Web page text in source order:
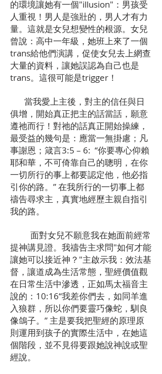
的環境讓她有一個"illusion"：男孩受
人重視！男人是強壯的，男人才有力
量。這就是女兒想變性的根源。女兒
曾說：高中一年級，她班上來了一個
trans給他們演講，促使女兒去上網查
大量的資料，讓她誤認為自己也是
trans。這很可能是trigger！
當我愛上主後，對主的信任與日
俱增，開始真正把主的話當話，願意
遵祂而行！對祂的話真正開始操練，
最受益的幾句是：應當一無掛慮；凡
事謝恩；箴言3:5 – 6: “你要專心仰賴
耶和華，不可倚靠自己的聰明，在你
一切所行的事上都要認定他，他必指
引你的路。” 在我所行的一切事上都
禱告尋求主，真實地經歷主親自指引
我的路。
面對女兒不願意我在她面前經常
提神講見證。我禱告主求問"如何才能
讓她可以接近神？"主啟示我：效法基
督，讓道成為生活常態，聖經價值觀
在日常生活中滲透，正如馬太福音主
說的：10:16“我差你們去，如同羊進
入狼群，所以你們要靈巧像蛇，馴良
像鴿子。” 主是要我把聖經的原理原
則運用到孩子的實際生活中，在她這
個階段，並不見得要跟她說神說或聖
經說。